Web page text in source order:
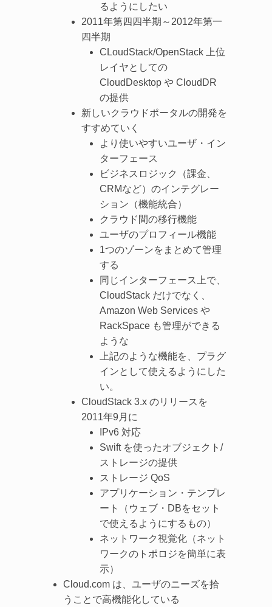
るようにしたい
2011年第四四半期～2012年第一
四半期
CLoudStack/OpenStack 上位
レイヤとしての
CloudDesktop や CloudDR
の提供
新しいクラウドポータルの開発を
すすめていく
より使いやすいユーザ・イン
ターフェース
ビジネスロジック（課金、
CRMなど）のインテグレー
ション（機能統合）
クラウド間の移行機能
ユーザのプロフィール機能
1つのゾーンをまとめて管理
する
同じインターフェース上で、
CloudStack だけでなく、
Amazon Web Services や
RackSpace も管理ができる
ような
上記のような機能を、プラグ
インとして使えるようにした
い。
CloudStack 3.x のリリースを
2011年9月に
IPv6 対応
Swift を使ったオブジェクト/
ストレージの提供
ストレージ QoS
アプリケーション・テンプレ
ート（ウェブ・DBをセット
で使えるようにするもの）
ネットワーク視覚化（ネット
ワークのトポロジを簡単に表
示）
Cloud.com は、ユーザのニーズを拾
うことで高機能化している